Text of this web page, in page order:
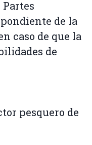
de la
caso de que la
de
pesquero de